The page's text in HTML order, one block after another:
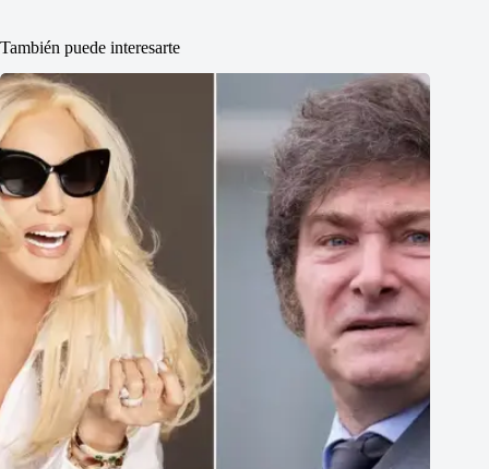
También puede interesarte